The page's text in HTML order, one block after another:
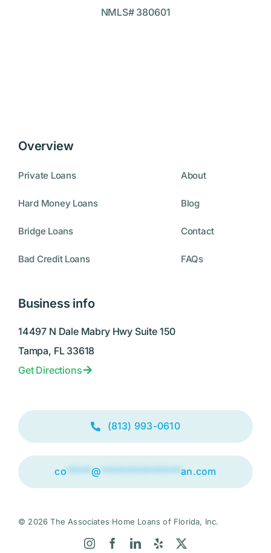
NMLS# 380601
Overview
Private Loans
Hard Money Loans
Bridge Loans
Bad Credit Loans
About
Blog
Contact
FAQs
Business info
14497 N Dale Mabry Hwy Suite 150
Tampa, FL 33618
Get Directions
(813) 993-0610
co *****@ ****************an.com
© 2026 The Associates Home Loans of Florida, Inc.